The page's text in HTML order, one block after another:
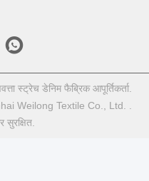
स्ट्रेच डेनिम फैब्रिक आपूर्तिकर्ता.
Weilong Textile Co., Ltd. .